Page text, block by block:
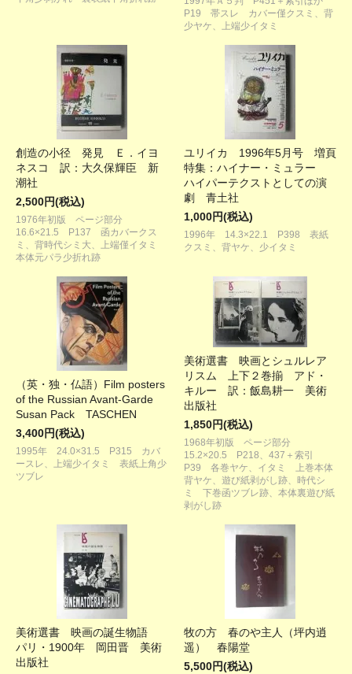
P19 帯スレ カバー僅クスミ、背
少ヤケ、上端少イタミ
創造の小径 発見 Ｅ．イヨ
ネスコ 訳：大久保輝臣 新
潮社
2,500円(税込)
1976年初版 ページ部分
16.6×21.5 P137 函カバークス
ミ、背時代シミ大、上端僅イタミ
本体元パラ少折れ跡
ユリイカ 1996年5月号 増頁
特集：ハイナー・ミュラー
ハイパーテクストとしての演
劇 青土社
1,000円(税込)
1996年 14.3×22.1 P398 表紙
クスミ、背ヤケ、少イタミ
（英・独・仏語）Film posters
of the Russian Avant-Garde
Susan Pack TASCHEN
3,400円(税込)
1995年 24.0×31.5 P315 カバ
ースレ、上端少イタミ 表紙上角少
ツブレ
美術選書 映画とシュルレア
リスム 上下２巻揃 アド・
キルー 訳：飯島耕一 美術
出版社
1,850円(税込)
1968年初版 ページ部分
15.2×20.5 P218、437＋索引
P39 各巻ヤケ、イタミ 上巻本体
背ヤケ、遊び紙剥がし跡、時代シ
ミ 下巻函ツブレ跡、本体裏遊び紙
剥がし跡
美術選書 映画の誕生物語
パリ・1900年 岡田晋 美術
出版社
牧の方 春のや主人（坪内逍
遥） 春陽堂
5,500円(税込)